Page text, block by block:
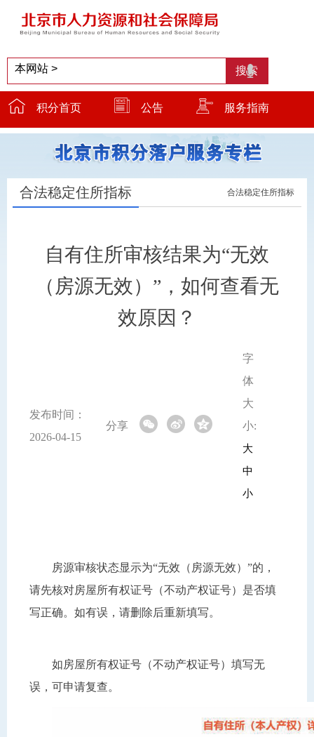
积分首页 公告 服务指南
服务窗口 温馨提示 小贴士
合法稳定住所指标 合法稳定住所指标
自有住所审核结果为“无效
（房源无效）”，如何查看无
效原因？
发布时间：
2026-04-15
分享
字
体
大
小:
大
中
小
房源审核状态显示为“无效（房源无效）”的，
请先核对房屋所有权证号（不动产权证号）是否填
写正确。如有误，请删除后重新填写。
如房屋所有权证号（不动产权证号）填写无
误，可申请复查。